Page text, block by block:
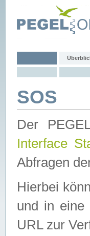
SOS
Der
Interface
Abfragen
Hierbei
und in eine
URL zur